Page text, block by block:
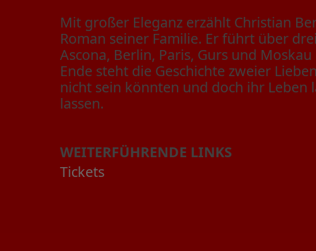
Mit großer Eleganz erzählt Christian
Roman seiner Familie. Er führt über
Ascona, Berlin, Paris, Gurs und
Ende steht die Geschichte zweier
nicht sein könnten und doch ihr Leben
lassen.
WEITERFÜHRENDE LINKS
Tickets